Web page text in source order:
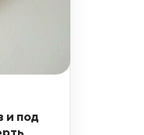
и под